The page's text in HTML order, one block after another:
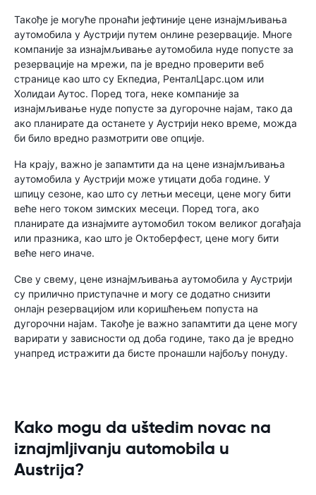
Такође је могуће пронаћи јефтиније цене изнајмљивања
аутомобила у Аустрији путем онлине резервације. Многе
компаније за изнајмљивање аутомобила нуде попусте за
резервације на мрежи, па је вредно проверити веб
странице као што су Екпедиа, РенталЦарс.цом или
Холидаи Аутос. Поред тога, неке компаније за
изнајмљивање нуде попусте за дугорочне најам, тако да
ако планирате да останете у Аустрији неко време, можда
би било вредно размотрити ове опције.
На крају, важно је запамтити да на цене изнајмљивања
аутомобила у Аустрији може утицати доба године. У
шпицу сезоне, као што су летњи месеци, цене могу бити
веће него током зимских месеци. Поред тога, ако
планирате да изнајмите аутомобил током великог догађаја
или празника, као што је Октоберфест, цене могу бити
веће него иначе.
Све у свему, цене изнајмљивања аутомобила у Аустрији
су прилично приступачне и могу се додатно снизити
онлајн резервацијом или коришћењем попуста на
дугорочни најам. Такође је важно запамтити да цене могу
варирати у зависности од доба године, тако да је вредно
унапред истражити да бисте пронашли најбољу понуду.
Kako mogu da uštedim novac na
iznajmljivanju automobila u
Austrija?